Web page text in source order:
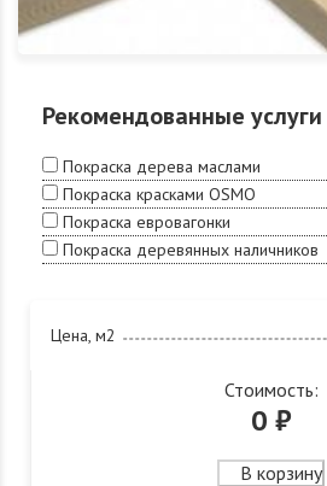
Цена, м2
Стоимость:
0 ₽
В корзину
Рекомендованные услуги
Покраска дерева маслами
Покраска красками OSMO
Покраска евровагонки
Покраска деревянных наличников